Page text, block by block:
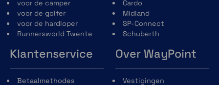
Met de nieuwe S3 introduceert Schuberth
het Schuberth Rescue System (S.R.S.)
Dankzij dit systeem kunnen
reddingswerkers de wangstukken
trekken. Hierdoor wordt de druk op de nek
voor de camper
voor de golfer
voor de hardloper
Runnersworld Twente
Cardo
Midland
SP-Connect
Schuberth
Klantenservice
Betaalmethodes
Over WayPoint
Vestigingen